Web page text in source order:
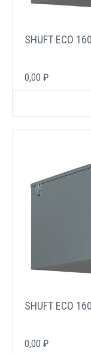
SHUFT ECO
0,00 ₽
SHUFT ECO
0,00 ₽